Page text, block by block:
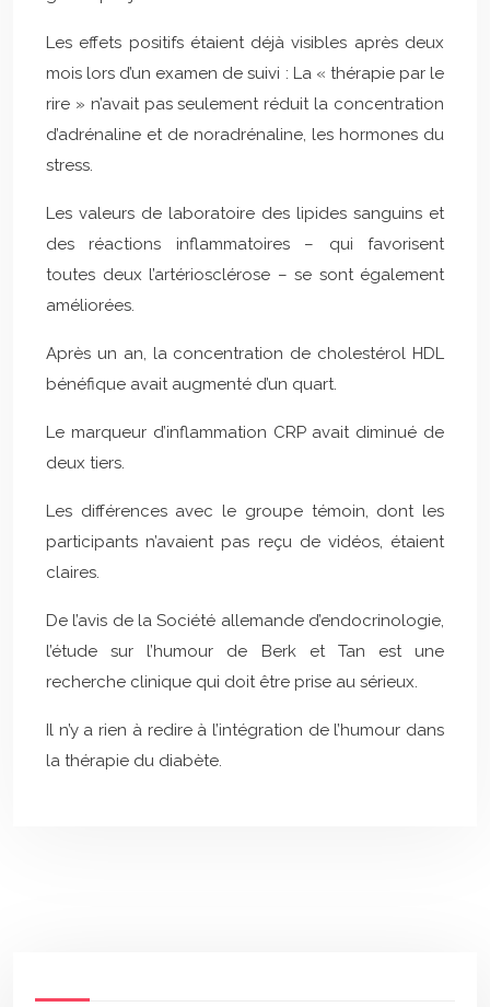
Les effets positifs étaient déjà visibles après deux
mois lors d’un examen de suivi : La « thérapie par le
rire » n’avait pas seulement réduit la concentration
d’adrénaline et de noradrénaline, les hormones du
stress.
Les valeurs de laboratoire des lipides sanguins et
des réactions inflammatoires – qui favorisent
toutes deux l’artériosclérose – se sont également
améliorées.
Après un an, la concentration de cholestérol HDL
bénéfique avait augmenté d’un quart.
Le marqueur d’inflammation CRP avait diminué de
deux tiers.
Les différences avec le groupe témoin, dont les
participants n’avaient pas reçu de vidéos, étaient
claires.
De l’avis de la Société allemande d’endocrinologie,
l’étude sur l’humour de Berk et Tan est une
recherche clinique qui doit être prise au sérieux.
Il n’y a rien à redire à l’intégration de l’humour dans
la thérapie du diabète.